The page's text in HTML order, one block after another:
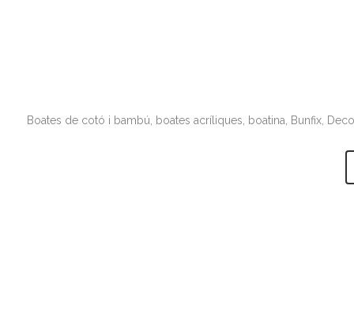
Boates de cotó i bambú, boates acríliques, boatina, Bunfix,